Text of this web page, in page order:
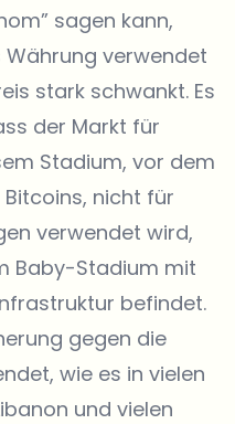
sagen kann,
verwendet
stark schwankt. Es
der Markt für
Stadium, vor dem
Bitcoins, nicht für
verwendet wird,
Baby-Stadium mit
befindet.
gegen die
wie es in vielen
und vielen